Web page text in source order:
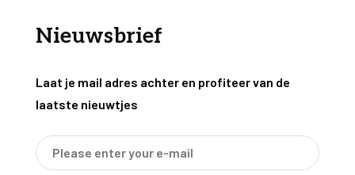
Nieuwsbrief
Laat je mail adres achter en profiteer van de
laatste nieuwtjes